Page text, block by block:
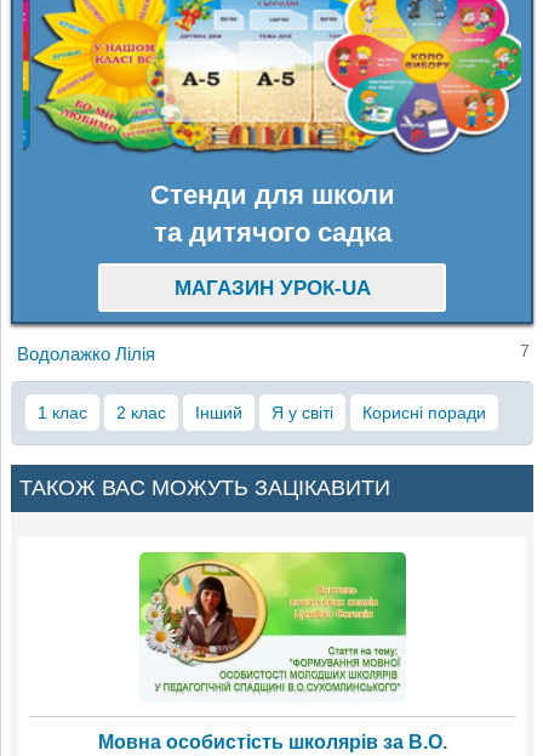
Стенди для школи
та дитячого садка
МАГАЗИН УРОК-UA
Водолажко Лілія 7
1 клас 2 клас Інший Я у світі Корисні поради
ТАКОЖ ВАС МОЖУТЬ ЗАЦІКАВИТИ
Мовна особистість школярів за В.О.